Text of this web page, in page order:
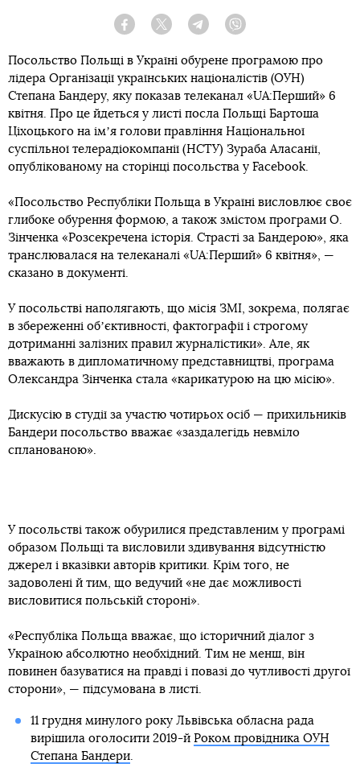
Facebook Twitter Telegram
Посольство Польщі в Україні обурене програмою про
лідера Організації українських націоналістів (ОУН)
Степана Бандеру, яку показав телеканал «UA:Перший» 6
квітня. Про це йдеться у листі посла Польщі Бартоша
Ціхоцького на імʼя голови правління Національної
суспільної телерадіокомпанії (НСТУ) Зураба Аласанії,
опублікованому на сторінці посольства у Facebook.
«Посольство Республіки Польща в Україні висловлює своє
глибоке обурення формою, а також змістом програми О.
Зінченка «Розсекречена історія. Страсті за Бандерою», яка
транслювалася на телеканалі «UA:Перший» 6 квітня», —
сказано в документі.
У посольстві наполягають, що місія ЗМІ, зокрема, полягає
в збереженні обʼєктивності, фактографії і строгому
дотриманні залізних правил журналістики». Але, як
вважають в дипломатичному представництві, програма
Олександра Зінченка стала «карикатурою на цю місію».
Дискусію в студії за участю чотирьох осіб — прихильників
Бандери посольство вважає «заздалегідь невміло
спланованою».
У посольстві також обурилися представленим у програмі
образом Польщі та висловили здивування відсутністю
джерел і вказівки авторів критики. Крім того, не
задоволені й тим, що ведучий «не дає можливості
висловитися польській стороні».
«Республіка Польща вважає, що історичний діалог з
Україною абсолютно необхідний. Тим не менш, він
повинен базуватися на правді і повазі до чутливості другої
сторони», — підсумована в листі.
11 грудня минулого року Львівська обласна рада
вирішила оголосити 2019-й Роком провідника ОУН
Степана Бандери.